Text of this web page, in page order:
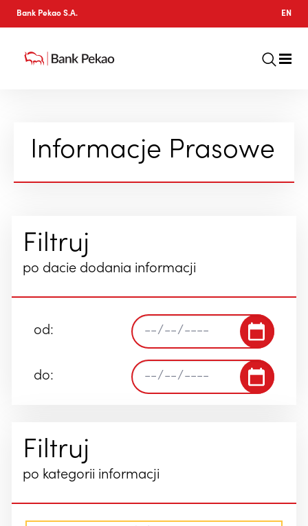
Bank Pekao S.A. EN
Informacje Prasowe
Filtruj
po dacie dodania informacji
od:
do:
Filtruj
po kategorii informacji